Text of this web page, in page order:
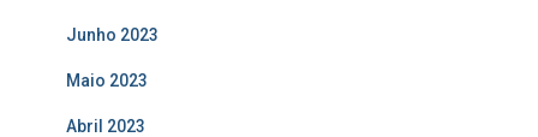
Junho 2023
Maio 2023
Abril 2023